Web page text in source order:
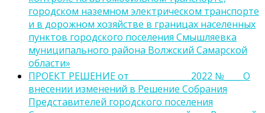
городском наземном электрическом транспорте
и в дорожном хозяйстве в границах населенных
пунктов городского поселения Смышляевка
муниципального района Волжский Самарской
области»
ПРОЕКТ РЕШЕНИЕ от_______________2022 №____ О
внесении изменений в Решение Собрания
Представителей городского поселения